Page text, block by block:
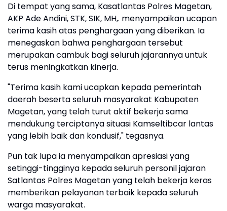
Di tempat yang sama, Kasatlantas Polres Magetan,
AKP Ade Andini, STK, SIK, MH,. menyampaikan ucapan
terima kasih atas penghargaan yang diberikan. Ia
menegaskan bahwa penghargaan tersebut
merupakan cambuk bagi seluruh jajarannya untuk
terus meningkatkan kinerja.
"Terima kasih kami ucapkan kepada pemerintah
daerah beserta seluruh masyarakat Kabupaten
Magetan, yang telah turut aktif bekerja sama
mendukung terciptanya situasi Kamseltibcar lantas
yang lebih baik dan kondusif," tegasnya.
Pun tak lupa ia menyampaikan apresiasi yang
setinggi-tingginya kepada seluruh personil jajaran
Satlantas Polres Magetan yang telah bekerja keras
memberikan pelayanan terbaik kepada seluruh
warga masyarakat.